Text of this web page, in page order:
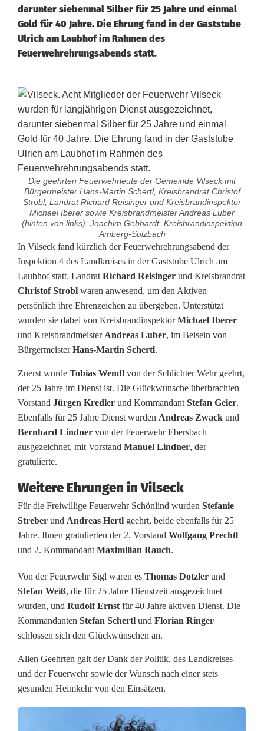
darunter siebenmal Silber für 25 Jahre und einmal
Gold für 40 Jahre. Die Ehrung fand in der Gaststube
Ulrich am Laubhof im Rahmen des
Feuerwehrehrungsabends statt.
Die geehrten Feuerwehrleute der Gemeinde Vilseck mit
Bürgermeister Hans-Martin Schertl, Kreisbrandrat Christof
Strobl, Landrat Richard Reisinger und Kreisbrandinspektor
Michael Iberer sowie Kreisbrandmeister Andreas Luber
(hinten von links). Joachim Gebhardt, Kreisbrandinspektion
Amberg-Sulzbach
A
c
h
t
E
r
e
n
a
z
e
i
h
e
n
f
ü
r
In Vilseck fand kürzlich der Feuerwehrehrungsabend der
Inspektion 4 des Landkreises in der Gaststube Ulrich am
Laubhof statt. Landrat Richard Reisinger und Kreisbrandrat
Christof Strobl waren anwesend, um den Aktiven
persönlich ihre Ehrenzeichen zu übergeben. Unterstützt
wurden sie dabei von KreisbrandinspektorMichael Iberer
und Kreisbrandmeister Andreas Luber, im Beisein von
BürgermeisterHans-Martin Schertl.
Zuerst wurde Tobias Wendl von der Schlichter Wehr geehrt,
der 25 Jahre im Dienst ist. Die Glückwünsche überbrachten
Vorstand Jürgen Kredler und Kommandant Stefan Geier.
Ebenfalls für 25 Jahre Dienst wurden Andreas Zwack und
Bernhard Lindner von der Feuerwehr Ebersbach
ausgezeichnet, mit Vorstand Manuel Lindner, der
gratulierte.
Weitere Ehrungen in Vilseck
Für die Freiwillige Feuerwehr Schönlind wurden Stefanie
Streber und Andreas Hertl geehrt, beide ebenfalls für 25
Jahre. Ihnen gratulierten der 2. Vorstand Wolfgang Prechtl
und 2. Kommandant Maximilian Rauch.
Von der Feuerwehr Sigl waren es Thomas Dotzler und
Stefan Weiß, die für 25 Jahre Dienstzeit ausgezeichnet
wurden, und Rudolf Ernst für 40 Jahre aktiven Dienst. Die
Kommandanten Stefan Schertl und Florian Ringer
schlossen sich den Glückwünschen an.
Allen Geehrten galt der Dank der Politik, des Landkreises
und der Feuerwehr sowie der Wunsch nach einer stets
gesunden Heimkehr von den Einsätzen.